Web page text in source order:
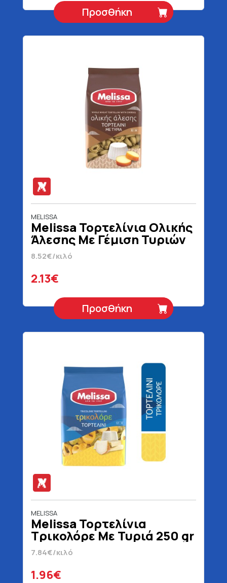
Προσθήκη
MELISSA
Melissa Τορτελίνια Ολικής
Άλεσης Με Γέμιση Τυριών
250 gr
8.52€/κιλό
2.13€
Προσθήκη
MELISSA
Melissa Τορτελίνια
Τρικολόρε Με Τυριά 250 gr
7.84€/κιλό
1.96€